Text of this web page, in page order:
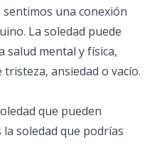
una conexión
La soledad puede
salud mental y física,
ansiedad o vacío.
que pueden
soledad que podrías